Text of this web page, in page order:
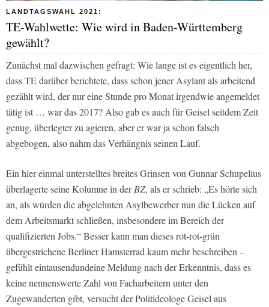
LANDTAGSWAHL 2021:
TE-Wahlwette: Wie wird in Baden-Württemberg
gewählt?
Zunächst mal dazwischen gefragt: Wie lange ist es eigentlich her,
dass TE darüber berichtete, dass schon jener Asylant als arbeitend
gezählt wird, der nur eine Stunde pro Monat irgendwie angemeldet
tätig ist … war das 2017? Also gab es auch für Geisel seitdem Zeit
genug, überlegter zu agieren, aber er war ja schon falsch
abgebogen, also nahm das Verhängnis seinen Lauf.
Ein hier einmal unterstelltes breites Grinsen von Gunnar Schupelius
überlagerte seine Kolumne in derBZ, als er schrieb: „Es hörte sich
an, als würden die abgelehnten Asylbewerber nun die Lücken auf
dem Arbeitsmarkt schließen, insbesondere im Bereich der
qualifizierten Jobs.“ Besser kann man dieses rot-rot-grün
übergestrichene Berliner Hamsterrad kaum mehr beschreiben –
gefühlt eintausendundeine Meldung nach der Erkenntnis, dass es
keine nennenswerte Zahl von Facharbeitern unter den
Zugewanderten gibt, versucht der Politideologe Geisel aus